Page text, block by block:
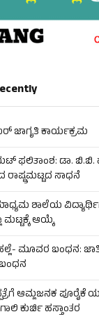
ಜಾಗೃತಿ ಕಾರ್ಯಕ್ರಮ
ಡಾ. ಬಿ.ಬಿ.
ಸಾಧನೆ
ಶಾಲೆಯ
ಮಟ್ಟಕ್ಕೆ ಆಯ್ಕೆ
ಮೂವರ ಬಂಧನ:
ಆಮ್ಲಜನಕ ಪೂರೈಕೆ
ಕುರ್ಚಿ ಹಸ್ತಾಂತರ